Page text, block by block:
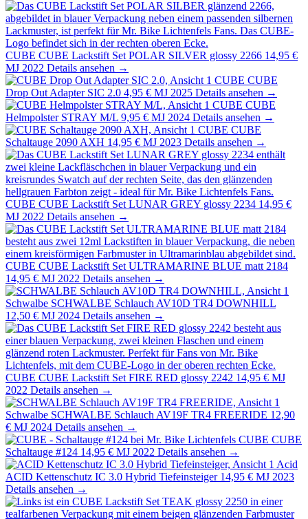
CUBE CUBE Lackstift Set POLAR SILVER glossy 2266 14,95 €
MJ 2022 Details ansehen →
CUBE CUBE
Drop Out Adapter SIC 2.0 4,95 € MJ 2025 Details ansehen →
CUBE CUBE
Helmpolster STRAY M/L 9,95 € MJ 2024 Details ansehen →
CUBE CUBE
Schaltauge 2090 AXH 14,95 € MJ 2023 Details ansehen →
CUBE CUBE Lackstift Set LUNAR GREY glossy 2234 14,95 €
MJ 2022 Details ansehen →
CUBE CUBE Lackstift Set ULTRAMARINE BLUE matt 2184
14,95 € MJ 2022 Details ansehen →
Schwalbe SCHWALBE Schlauch AV10D TR4 DOWNHILL
12,50 € MJ 2024 Details ansehen →
CUBE CUBE Lackstift Set FIRE RED glossy 2242 14,95 € MJ
2022 Details ansehen →
Schwalbe SCHWALBE Schlauch AV19F TR4 FREERIDE 12,90
€ MJ 2024 Details ansehen →
CUBE CUBE
Schaltauge #124 14,95 € MJ 2022 Details ansehen →
Acid
ACID Kettenschutz IC 3.0 Hybrid Tiefeinsteiger 14,95 € MJ 2023
Details ansehen →